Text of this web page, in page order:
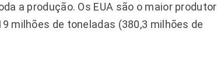
a produção. Os EUA são o maior produtor
milhões de toneladas (380,3 milhões de